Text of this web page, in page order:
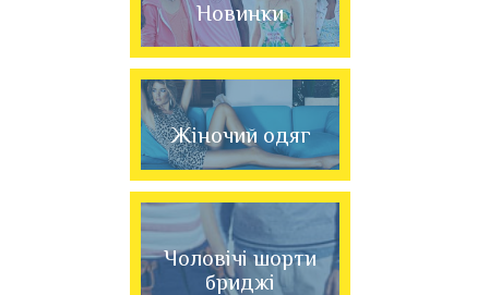
Новинки
Жіночий одяг
Чоловічі шорти
бриджі